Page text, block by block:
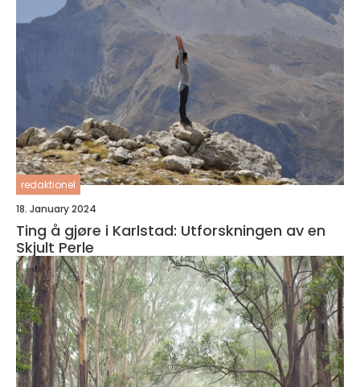
redaktionel
18. January 2024
Ting å gjøre i Karlstad: Utforskningen av en
Skjult Perle